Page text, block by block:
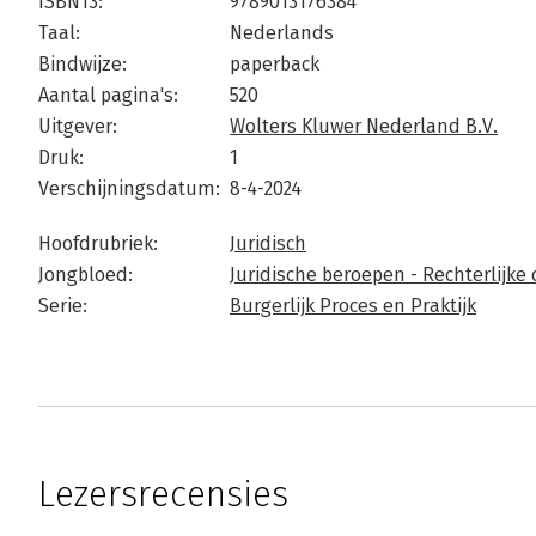
Taal:
Nederlands
Bindwijze:
paperback
Aantal pagina's:
520
Uitgever:
Wolters Kluwer Nederland B.V.
Druk:
1
Verschijningsdatum: 8-4-2024
Hoofdrubriek:
Juridisch
Jongbloed:
Juridische beroepen - Rechterlijke
Serie:
Burgerlijk Proces en Praktijk
Lezersrecensies